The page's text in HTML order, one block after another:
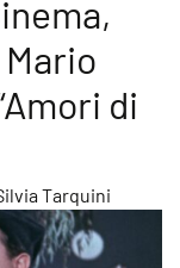
Mario
di
Tarquini